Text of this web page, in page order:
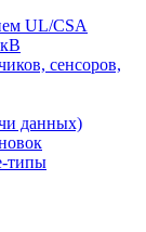
UL/CSA
cенсоров,
данных)
типы